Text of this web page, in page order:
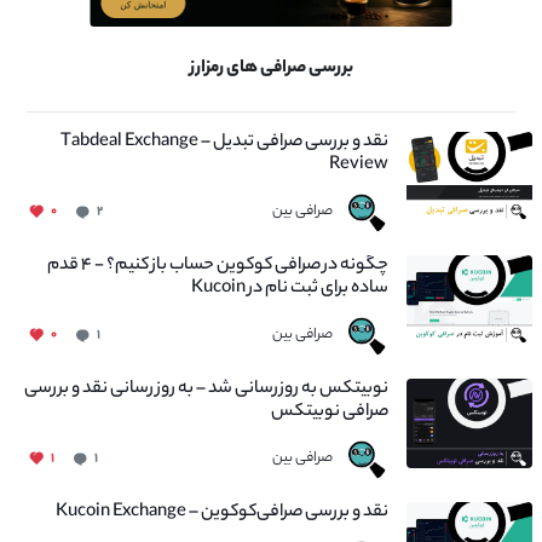
بررسی صرافی های رمزارز
نقد و بررسی صرافی تبدیل – Tabdeal Exchange
Review
صرافی بین ۲ ۰
چگونه در صرافی کوکوین حساب باز کنیم؟ - ۴ قدم
ساده برای ثبت نام در Kucoin
صرافی بین ۱ ۰
نوبیتکس به روزرسانی شد – به روز رسانی نقد و بررسی
صرافی نوبیتکس
صرافی بین ۱ ۱
نقد و بررسی صرافی‌کوکوین – Kucoin Exchange